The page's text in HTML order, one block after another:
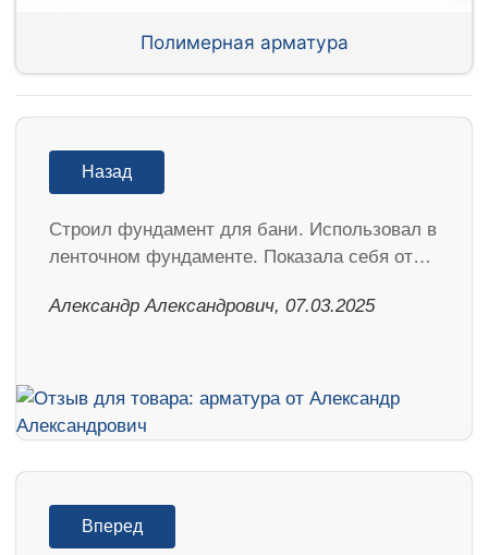
Полимерная арматура
Назад
Строил фундамент для бани. Использовал в
ленточном фундаменте. Показала себя от…
Александр Александрович, 07.03.2025
Вперед